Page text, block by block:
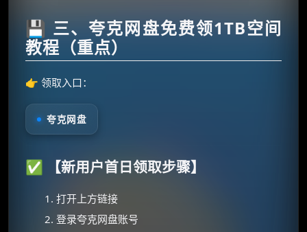
💾 三、夸克网盘免费领1TB空间
教程（重点）
👉 领取入口：
夸克网盘
✅ 【新用户首日领取步骤】
打开上方链接
登录夸克网盘账号